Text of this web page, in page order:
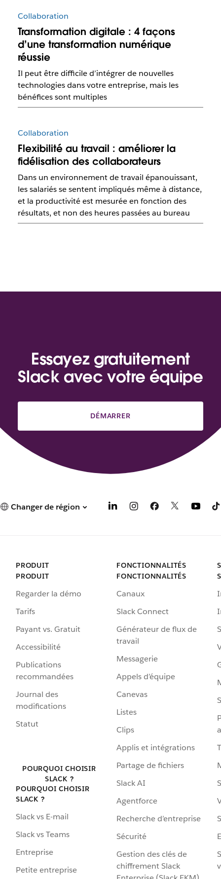
Collaboration
Transformation digitale : 4 façons
d’une transformation numérique
réussie
Il peut être difficile d’intégrer de nouvelles
technologies dans votre entreprise, mais les
bénéfices sont multiples
Collaboration
Flexibilité au travail : améliorer la
fidélisation des collaborateurs
Dans un environnement de travail épanouissant,
les salariés se sentent impliqués même à distance,
et la productivité est mesurée en fonction des
résultats, et non des heures passées au bureau
Essayez gratuitement
Slack avec votre équipe
DÉMARRER
Changer de région
PRODUIT
PRODUIT
Regarder la démo
Tarifs
Payant vs. Gratuit
Accessibilité
Publications
recommandées
Journal des
modifications
Statut
POURQUOI CHOISIR
SLACK ?
POURQUOI CHOISIR
SLACK ?
Slack vs E-mail
Slack vs Teams
Entreprise
Petite entreprise
FONCTIONNALITÉS
FONCTIONNALITÉS
Canaux
Slack Connect
Générateur de flux de
travail
Messagerie
Appels d’équipe
Canevas
Listes
Clips
Applis et intégrations
Partage de fichiers
Slack AI
Agentforce
Recherche d’entreprise
Sécurité
Gestion des clés de
chiffrement Slack